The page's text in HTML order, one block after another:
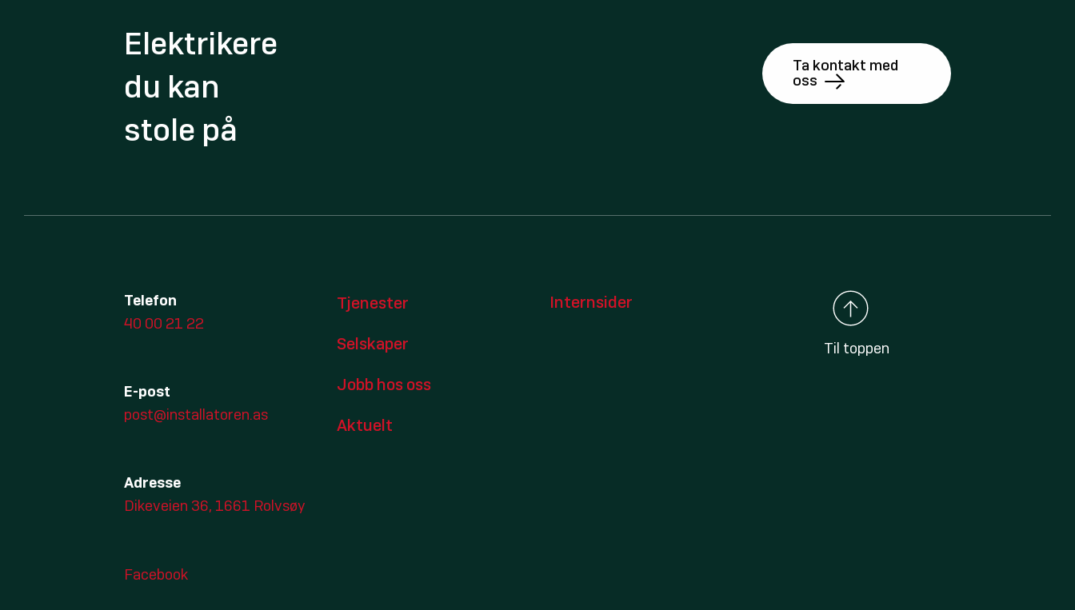
Elektrikere
du kan
stole på
Ta kontakt med
oss
Telefon
40 00 21 22
E-post
post@installatoren.as
Adresse
Dikeveien 36, 1661 Rolvsøy
Facebook
Tjenester
Selskaper
Jobb hos oss
Aktuelt
Internsider
Til toppen